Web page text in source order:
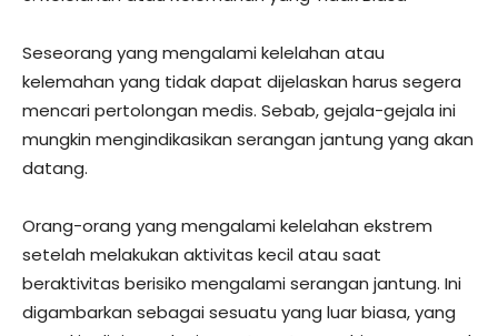
Seseorang yang mengalami kelelahan atau
kelemahan yang tidak dapat dijelaskan harus segera
mencari pertolongan medis. Sebab, gejala-gejala ini
mungkin mengindikasikan serangan jantung yang akan
datang.
Orang-orang yang mengalami kelelahan ekstrem
setelah melakukan aktivitas kecil atau saat
beraktivitas berisiko mengalami serangan jantung. Ini
digambarkan sebagai sesuatu yang luar biasa, yang